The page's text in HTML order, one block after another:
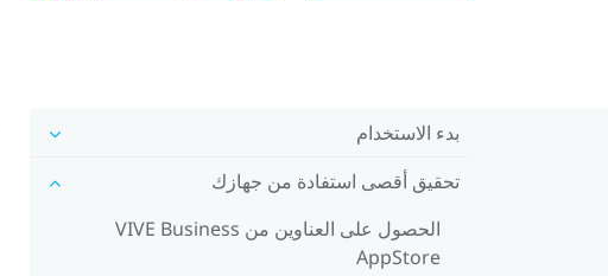
بدء الاستخدام
تحقيق أقصى استفادة من جهازك
الحصول على العناوين من VIVE Business
AppStore